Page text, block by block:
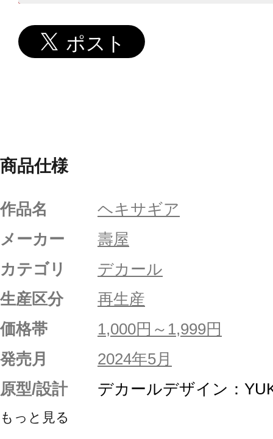
商品仕様
作品名
ヘキサギア
メーカー
壽屋
カテゴリ
デカール
生産区分
再生産
価格帯
1,000円～1,999円
発売月
2024年5月
原型/設計
デカールデザイン：
もっと見る